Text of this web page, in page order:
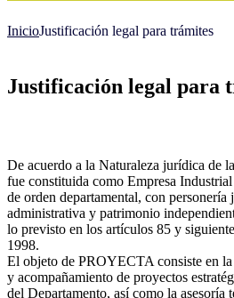
InicioJustificación legal para trámites
Justificación legal para
De acuerdo a la Naturaleza jurídica de
fue constituida como Empresa
de orden departamental, con personería
administrativa y patrimonio
lo previsto en los artículos 85 y
1998.
El objeto de PROYECTA consiste en
y acompañamiento de proyectos
del Departamento, así como la asesoría